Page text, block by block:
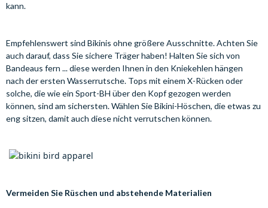
kann.
Empfehlenswert sind Bikinis ohne größere Ausschnitte. Achten Sie
auch darauf, dass Sie sichere Träger haben! Halten Sie sich von
Bandeaus fern ... diese werden Ihnen in den Kniekehlen hängen
nach der ersten Wasserrutsche. Tops mit einem X-Rücken oder
solche, die wie ein Sport-BH über den Kopf gezogen werden
können, sind am sichersten. Wählen Sie Bikini-Höschen, die etwas zu
eng sitzen, damit auch diese nicht verrutschen können.
Vermeiden Sie Rüschen und abstehende Materialien